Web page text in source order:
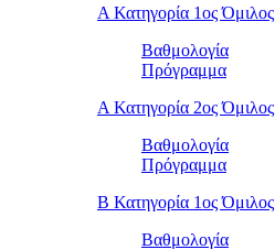
Α Κατηγορία 1ος Όμιλος
Βαθμολογία
Πρόγραμμα
Α Κατηγορία 2ος Όμιλος
Βαθμολογία
Πρόγραμμα
Β Κατηγορία 1ος Όμιλος
Βαθμολογία